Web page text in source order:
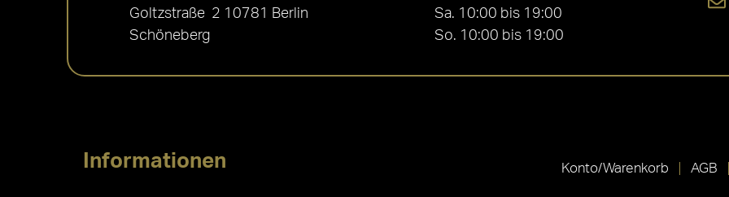
Goltzstraße 2 10781 Berlin
Schöneberg
Sa. 10:00 bis 19:00
So. 10:00 bis 19:00
Informationen Konto/Warenkorb AGB